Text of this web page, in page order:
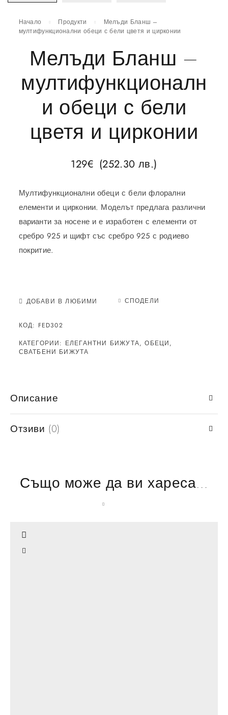
Начало Продукти
Мелъди Бланш –
мултифункционални обеци с бели цветя и цирконии
Мелъди Бланш –
мултифункционалн
и обеци с бели
цветя и цирконии
129€ (252.30 лв.)
Мултифункционални обеци с бели флорални
елементи и цирконии. Моделът предлага различни
варианти за носене и е изработен с елементи от
сребро 925 и щифт със сребро 925 с родиево
покритие.
ДОБАВИ В ЛЮБИМИ СПОДЕЛИ
КОД: FED302
КАТЕГОРИИ: ЕЛЕГАНТНИ БИЖУТА,ОБЕЦИ,
СВАТБЕНИ БИЖУТА
Описание
Отзиви (0)
Също може да ви хареса…